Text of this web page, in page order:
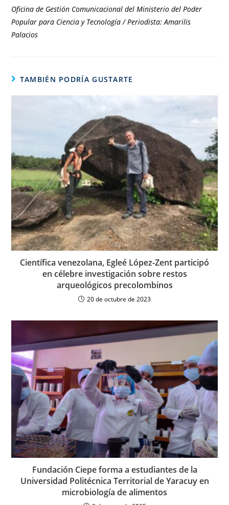
Oficina de Gestión Comunicacional del Ministerio del Poder
Popular para Ciencia y Tecnología / Periodista: Amarilis
Palacios
TAMBIÉN PODRÍA GUSTARTE
Científica venezolana, Egleé López-Zent participó
en célebre investigación sobre restos
arqueológicos precolombinos
20 de octubre de 2023
Fundación Ciepe forma a estudiantes de la
Universidad Politécnica Territorial de Yaracuy en
microbiología de alimentos